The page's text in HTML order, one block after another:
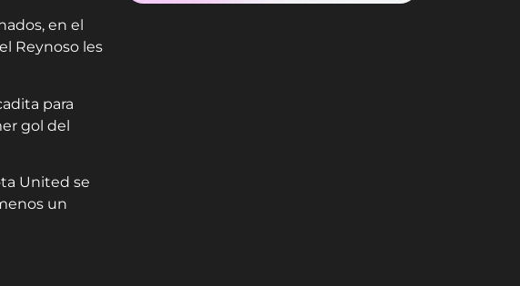
en el
Reynoso les
para
gol del
United se
un